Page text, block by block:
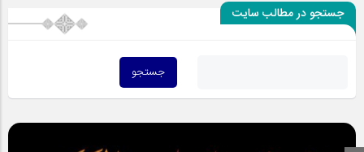
جستجو در مطالب سایت